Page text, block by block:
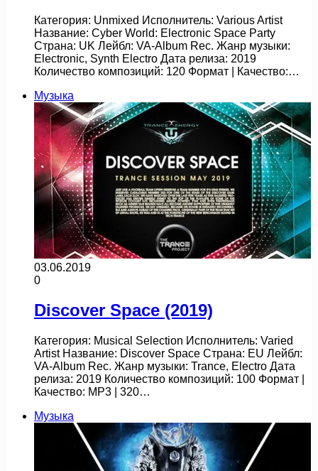
Категория: Unmixed Исполнитель: Various Artist
Название: Cyber World: Electronic Space Party
Страна: UK Лейбл: VA-Album Rec. Жанр музыки:
Electronic, Synth Electro Дата релиза: 2019
Количество композиций: 120 Формат | Качество:…
Музыка
03.06.2019
0
Discover Space (2019)
Категория: Musical Selection Исполнитель: Varied
Artist Название: Discover Space Страна: EU Лейбл:
VA-Album Rec. Жанр музыки: Trance, Electro Дата
релиза: 2019 Количество композиций: 100 Формат |
Качество: MP3 | 320…
Музыка